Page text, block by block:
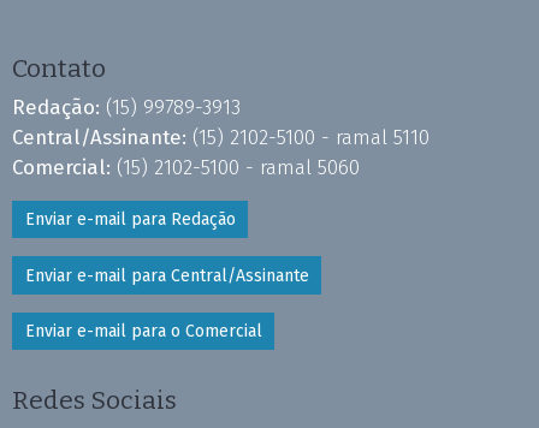
Contato
Redação: (15) 99789-3913
Central/Assinante: (15) 2102-5100 - ramal 5110
Comercial: (15) 2102-5100 - ramal 5060
Enviar e-mail para Redação
Enviar e-mail para Central/Assinante
Enviar e-mail para o Comercial
Redes Sociais